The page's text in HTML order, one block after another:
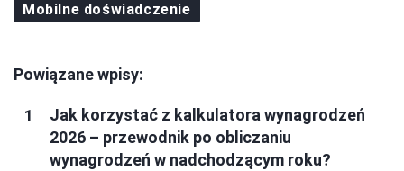
Mobilne doświadczenie
Powiązane wpisy:
Jak korzystać z kalkulatora wynagrodzeń
2026 – przewodnik po obliczaniu
wynagrodzeń w nadchodzącym roku?